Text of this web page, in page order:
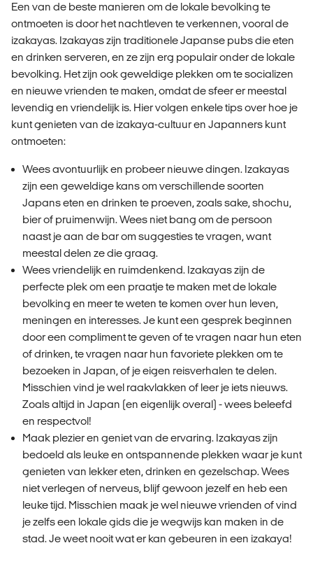
Een van de beste manieren om de lokale bevolking te
ontmoeten is door het nachtleven te verkennen, vooral de
izakayas. Izakayas zijn traditionele Japanse pubs die eten
en drinken serveren, en ze zijn erg populair onder de lokale
bevolking. Het zijn ook geweldige plekken om te socializen
en nieuwe vrienden te maken, omdat de sfeer er meestal
levendig en vriendelijk is. Hier volgen enkele tips over hoe je
kunt genieten van de izakaya-cultuur en Japanners kunt
ontmoeten:
Wees avontuurlijk en probeer nieuwe dingen. Izakayas
zijn een geweldige kans om verschillende soorten
Japans eten en drinken te proeven, zoals sake, shochu,
bier of pruimenwijn. Wees niet bang om de persoon
naast je aan de bar om suggesties te vragen, want
meestal delen ze die graag.
Wees vriendelijk en ruimdenkend. Izakayas zijn de
perfecte plek om een praatje te maken met de lokale
bevolking en meer te weten te komen over hun leven,
meningen en interesses. Je kunt een gesprek beginnen
door een compliment te geven of te vragen naar hun eten
of drinken, te vragen naar hun favoriete plekken om te
bezoeken in Japan, of je eigen reisverhalen te delen.
Misschien vind je wel raakvlakken of leer je iets nieuws.
Zoals altijd in Japan (en eigenlijk overal) - wees beleefd
en respectvol!
Maak plezier en geniet van de ervaring. Izakayas zijn
bedoeld als leuke en ontspannende plekken waar je kunt
genieten van lekker eten, drinken en gezelschap. Wees
niet verlegen of nerveus, blijf gewoon jezelf en heb een
leuke tijd. Misschien maak je wel nieuwe vrienden of vind
je zelfs een lokale gids die je wegwijs kan maken in de
stad. Je weet nooit wat er kan gebeuren in een izakaya!